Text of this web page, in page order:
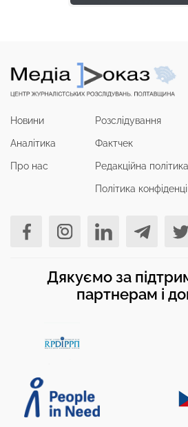
Новини
Аналітика
Про нас
Розслідування
Фактчек
Редакційна політика
Політика
Дякуємо за
партнерам і